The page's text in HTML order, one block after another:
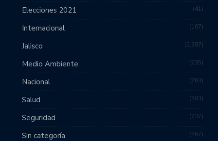
Elecciones 2021 41
Internacional 107
Jalisco 2,387
Medio Ambiente 235
Nacional 763
Salud 583
Seguridad 737
Sin categoría 467